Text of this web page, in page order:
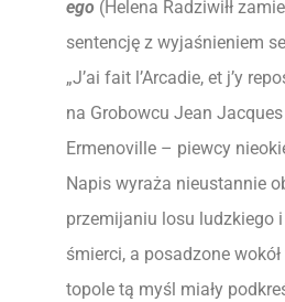
ego (Helena Radziwiłł
sentencję z wyjaśnieniem
„J’ai fait l’Arcadie, et j’y
na Grobowcu Jean
Ermenoville – piewcy
Napis wyraża nieustannie
przemijaniu losu ludzkiego
śmierci, a posadzone
topole tą myśl miały